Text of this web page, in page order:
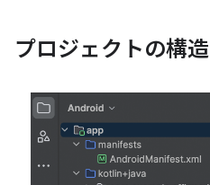
プロジェクトの構造